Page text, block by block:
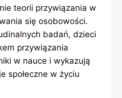
teorii przywiązania w
się osobowości.
badań, dzieci
przywiązania
w nauce i wykazują
społeczne w życiu